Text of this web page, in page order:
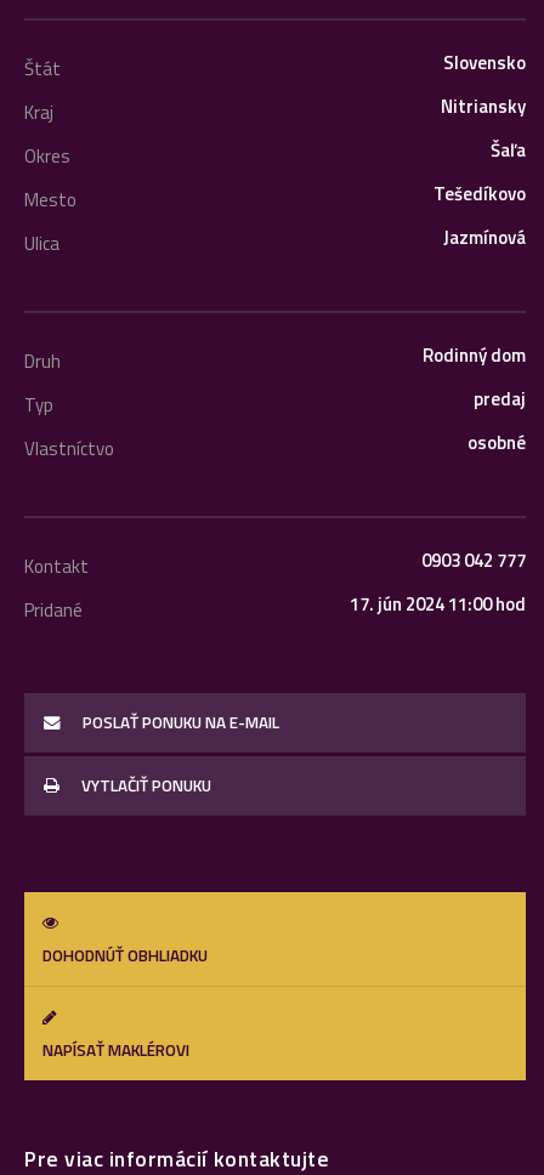
Štát
Slovensko
Kraj
Nitriansky
Okres
Šaľa
Mesto
Tešedíkovo
Ulica
Jazmínová
Druh
Rodinný dom
Typ
predaj
Vlastníctvo
osobné
Kontakt
0903 042 777
Pridané
17. jún 2024 11:00 hod
POSLAŤ PONUKU NA E-MAIL
VYTLAČIŤ PONUKU
DOHODNÚŤ OBHLIADKU
NAPÍSAŤ MAKLÉROVI
Pre viac informácií kontaktujte